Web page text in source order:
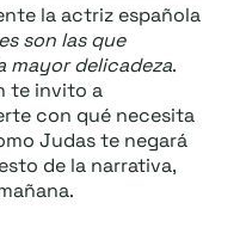
la actriz española
son las que
mayor delicadeza.
te invito a
con qué necesita
Judas te negará
de la narrativa,